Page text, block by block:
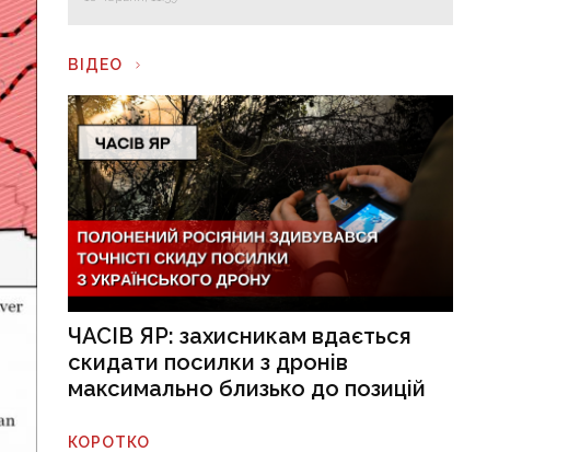
ВІДЕО
ЧАСІВ ЯР: захисникам вдається
скидати посилки з дронів
максимально близько до позицій
КОРОТКО